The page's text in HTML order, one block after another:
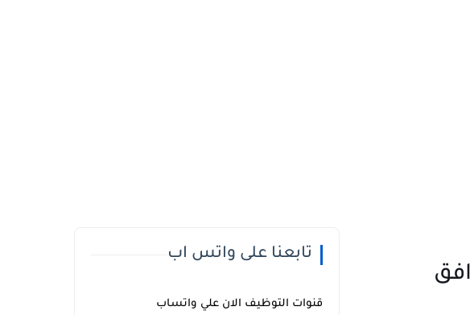
تابعنا على واتس اب
قنوات التوظيف الان علي واتساب